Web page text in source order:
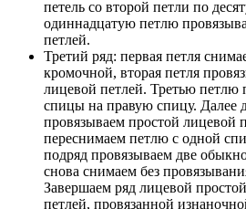
петель со второй петли по
одиннадцатую петлю
петлей.
Третий ряд: первая петля
кромочной, вторая петля
лицевой петлей. Третью петлю
спицы на правую спицу. Далее
провязываем простой лицевой
переснимаем петлю с одной
подряд провязываем две
снова снимаем без
Завершаем ряд лицевой
петлей, провязанной